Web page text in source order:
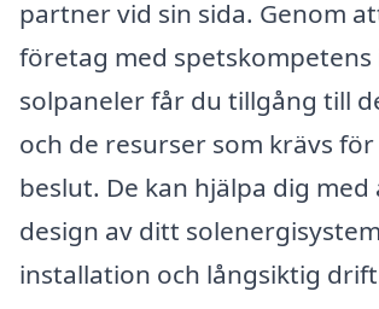
partner vid sin sida. Genom
företag med spetskompetens
solpaneler får du tillgång till
och de resurser som krävs
beslut. De kan hjälpa dig
design av ditt
installation och långsiktig